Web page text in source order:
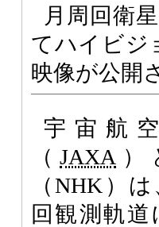
月周回衛
てハイビジ
映像が公開
宇宙航
（ JAXA ）
（NHK）
回観測軌